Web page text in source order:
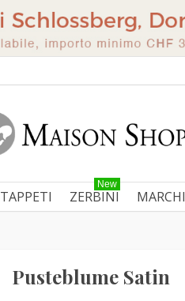
TAPPETI ZERBINI
New
MARCHI
Pusteblume Satin